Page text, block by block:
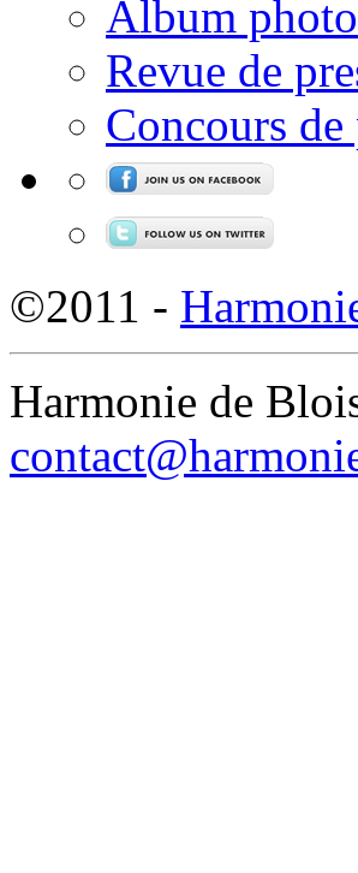
Album photo
Revue de
Concours de
©2011 -
Harmonie de